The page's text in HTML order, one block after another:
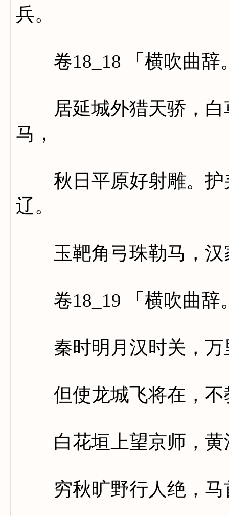
兵。
卷18_18 「横吹曲辞
居延城外猎天骄，白
马，
秋日平原好射雕。护
辽。
玉靶角弓珠勒马，汉
卷18_19 「横吹曲辞
秦时明月汉时关，万
但使龙城飞将在，不
白花垣上望京师，黄
穷秋旷野行人绝，马